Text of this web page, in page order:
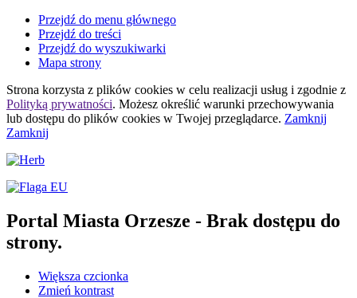
Przejdź do menu głównego
Przejdź do treści
Przejdź do wyszukiwarki
Mapa strony
Strona korzysta z plików cookies w celu realizacji usług i zgodnie z
Polityką prywatności. Możesz określić warunki przechowywania
lub dostępu do plików cookies w Twojej przeglądarce. Zamknij
Zamknij
Portal Miasta Orzesze - Brak dostępu do
strony.
Większa czcionka
Zmień kontrast